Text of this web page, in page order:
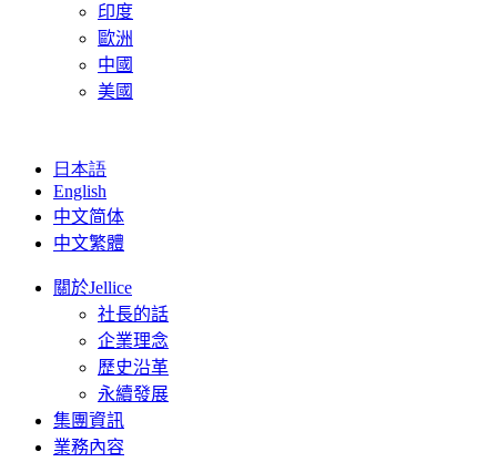
印度
歐洲
中國
美國
日本語
English
中文简体
中文繁體
關於Jellice
社長的話
企業理念
歷史沿革
永續發展
集團資訊
業務內容